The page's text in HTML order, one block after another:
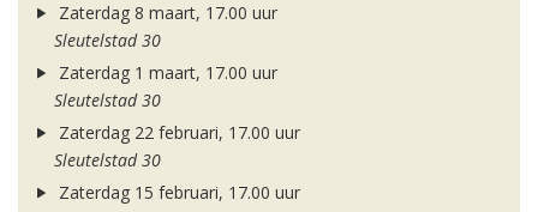
Zaterdag 8 maart, 17.00 uur
Sleutelstad 30
Zaterdag 1 maart, 17.00 uur
Sleutelstad 30
Zaterdag 22 februari, 17.00 uur
Sleutelstad 30
Zaterdag 15 februari, 17.00 uur